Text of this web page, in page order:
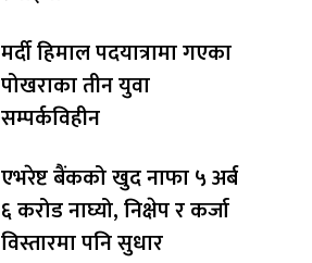
मर्दी हिमाल पदयात्रामा गएका
पोखराका तीन युवा
सम्पर्कविहीन
एभरेष्ट बैंकको खुद नाफा ५ अर्ब
६ करोड नाघ्यो, निक्षेप र कर्जा
विस्तारमा पनि सुधार